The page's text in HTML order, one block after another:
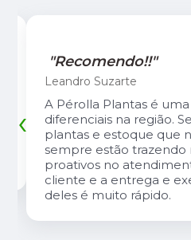
"Recomendo!!"
Leandro Suzarte
A Pérolla Plantas é
diferenciais na região.
plantas e estoque que
sempre estão trazendo
proativos no
cliente e a entrega e
deles é muito rápido.
‹